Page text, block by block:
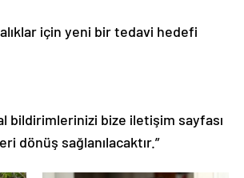
için yeni bir tedavi hedefi
bildirimlerinizi bize iletişim sayfası
dönüş sağlanılacaktır.”